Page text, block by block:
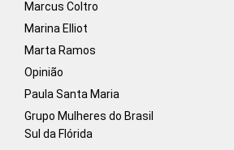
Marcus Coltro
Marina Elliot
Marta Ramos
Opinião
Paula Santa Maria
Grupo Mulheres do Brasil
Sul da Flórida